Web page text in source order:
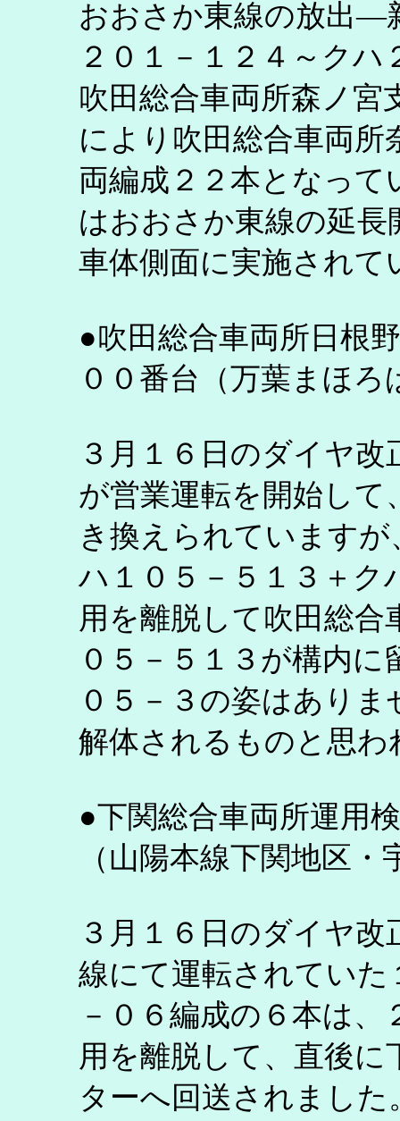
おおさか東線の放出―
２０１－１２４～ク
吹田総合車両所森ノ
により吹田総合車両所
両編成２２本となっ
はおおさか東線の延
車体側面に実施されて
●吹田総合車両所日根
００番台（万葉まほろ
３月１６日のダイヤ
が営業運転を開始して
き換えられています
ハ１０５－５１３＋ク
用を離脱して吹田総
０５－５１３が構内
０５－３の姿はあり
解体されるものと思わ
●下関総合車両所運用
（山陽本線下関地区
３月１６日のダイヤ
線にて運転されていた
－０６編成の６本は
用を離脱して、直後に
ターへ回送されまし